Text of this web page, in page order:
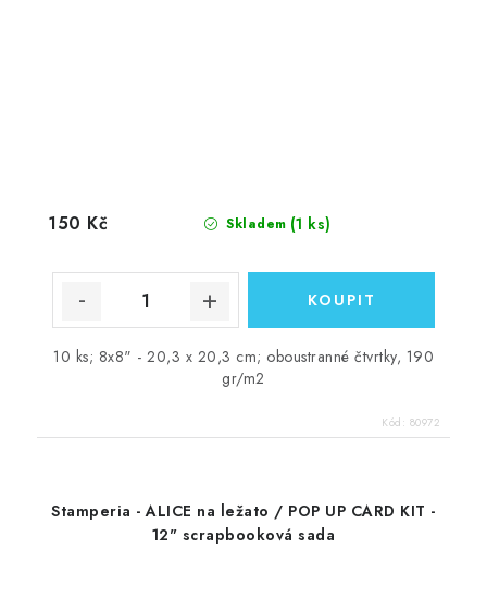
Skladem (1 ks)
150 Kč
10 ks; 8x8" - 20,3 x 20,3 cm; oboustranné čtvrtky, 190
gr/m2
Kód: 80972
Stamperia - ALICE na ležato / POP UP CARD KIT -
12" scrapbooková sada